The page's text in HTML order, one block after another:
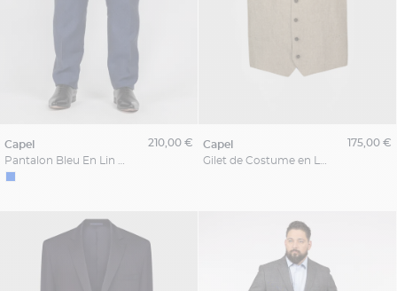
capel
210,00 €
capel
175,00 €